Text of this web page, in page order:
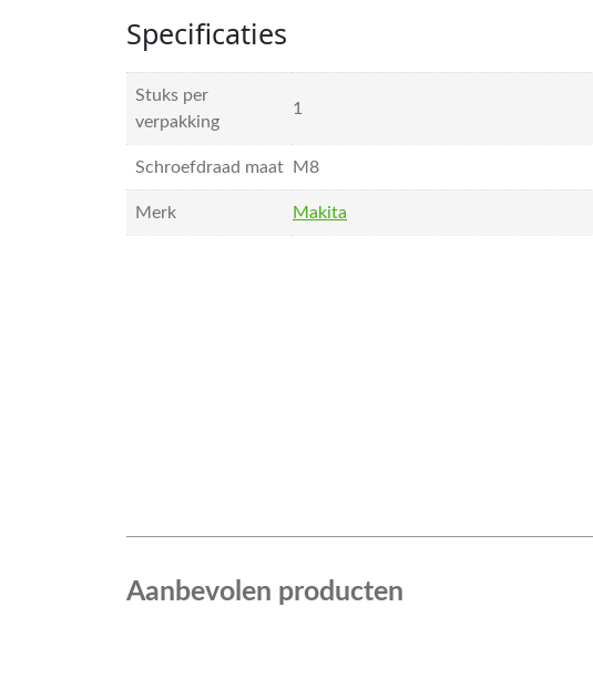
Specificaties
Stuks per
verpakking
1
Schroefdraad maat M8
Merk Makita
Aanbevolen producten